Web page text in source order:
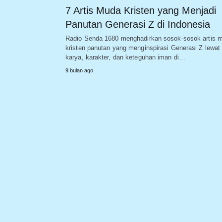
7 Artis Muda Kristen yang Menjadi
Panutan Generasi Z di Indonesia
Radio Senda 1680 menghadirkan sosok-sosok artis
kristen panutan yang menginspirasi Generasi Z lewat
karya, karakter, dan keteguhan iman di…
9 bulan ago